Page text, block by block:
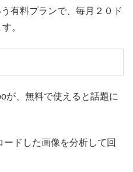
有料プランで、毎月２０ド
。
が、無料で使えると話題に
ドした画像を分析して回